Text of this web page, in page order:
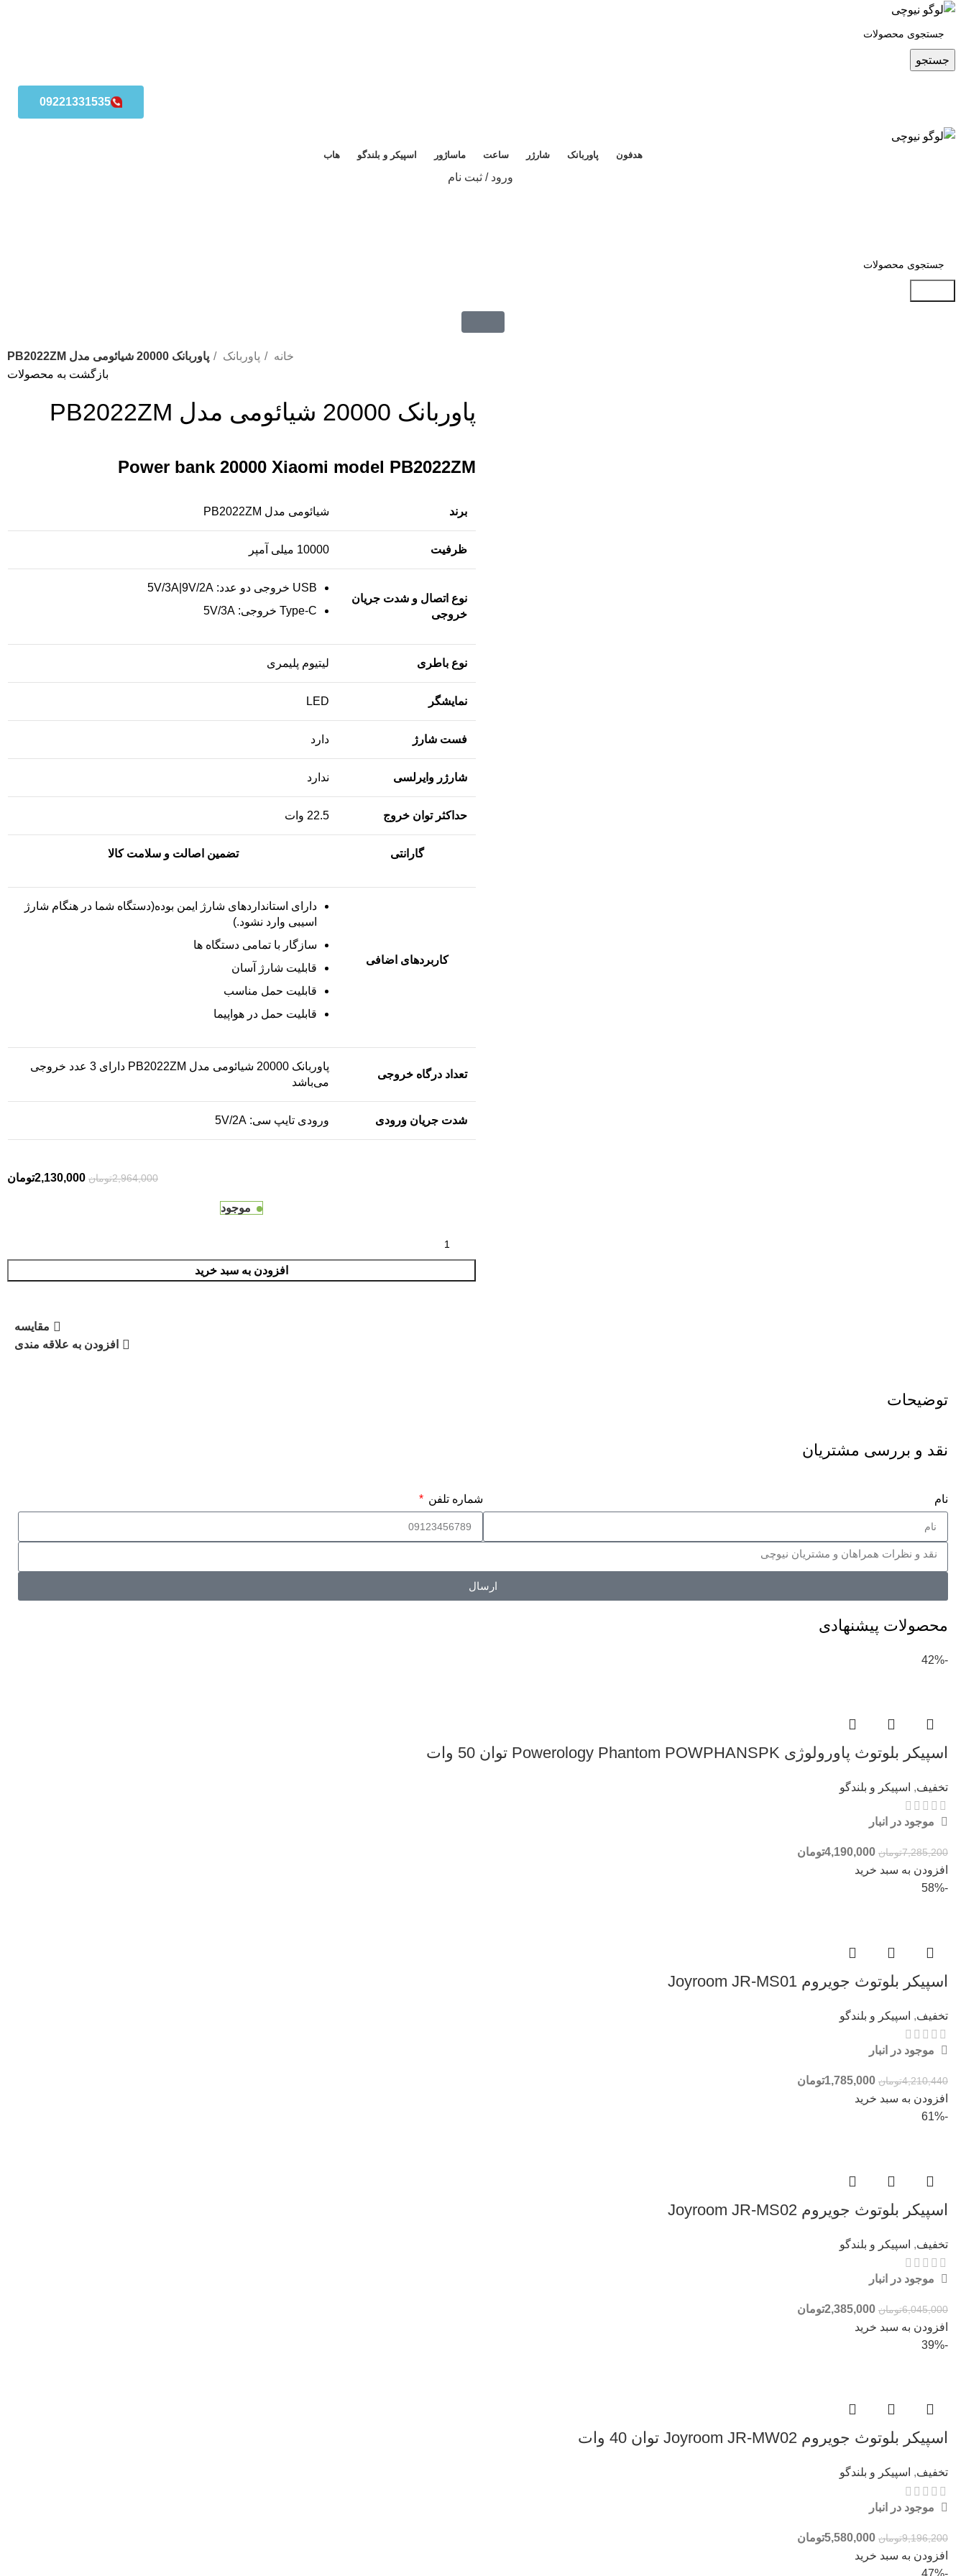
جستجو
09221331535
هدفون پاوربانک شارژر ساعت ماساژور اسپیکر و بلندگو هاب
ورود / ثبت نام
خانه پاوربانک پاوربانک 20000 شیائومی مدل PB2022ZM
بازگشت به محصولات
پاوربانک 20000 شیائومی مدل PB2022ZM
Power bank 20000 Xiaomi model PB2022ZM
برند شیائومی مدل
ظرفیت 10000 میلی آمپر
نوع اتصال و شدت جریان
خروجی
USB خروجی دو عدد: 5V/3A|9V/2A
Type-C خروجی: 5V/3A
نوع باطری لیتیوم پلیمری
نمایشگر LED
فست شارژ دارد
شارژر وایرلسی ندارد
حداکثر توان خروج 22.5 وات
گارانتی تضمین اصالت و سلامت کالا
کاربرد‌های اضافی
دارای استانداردهای شارژ ایمن بوده(دستگاه شما در هنگام شارژ
اسیبی وارد نشود.)
سازگار با تمامی دستگاه ها
قابلیت شارژ آسان
قابلیت حمل مناسب
قابلیت حمل در هواپیما
تعداد درگاه خروجی
پاوربانک
20000 شیائومی مدل PB2022ZM دارای 3 عدد خروجی
می‌باشد
شدت جریان ورودی ورودی تایپ سی: 5V/2A
2,964,000تومان 2,130,000تومان
موجود
افزودن به سبد خرید
مقایسه
افزودن به علاقه مندی
توضیحات
نقد و بررسی مشتریان
نام شماره تلفن
ارسال
محصولات پیشنهادی
-42%
اسپیکر بلوتوث پاورولوژی Powerology Phantom POWPHANSPK توان 50 وات
تخفیف, اسپیکر و بلندگو
موجود در انبار
7,285,200تومان 4,190,000تومان
افزودن به سبد خرید
-58%
اسپیکر بلوتوث جویروم Joyroom JR-MS01
تخفیف, اسپیکر و بلندگو
موجود در انبار
4,210,440تومان 1,785,000تومان
افزودن به سبد خرید
-61%
اسپیکر بلوتوث جویروم Joyroom JR-MS02
تخفیف, اسپیکر و بلندگو
موجود در انبار
6,045,000تومان 2,385,000تومان
افزودن به سبد خرید
-39%
اسپیکر بلوتوث جویروم Joyroom JR-MW02 توان 40 وات
تخفیف, اسپیکر و بلندگو
موجود در انبار
9,196,200تومان 5,580,000تومان
افزودن به سبد خرید
-47%